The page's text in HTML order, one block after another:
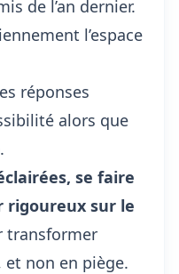
de l’an dernier.
l’espace
réponses
alors que
se faire
rigoureux sur le
transformer
non en piège.